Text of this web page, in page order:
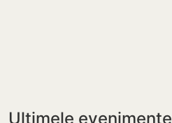
Ultimele evenimente